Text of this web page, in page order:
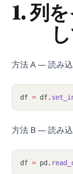
1. 列
方法 A — 読み
df = df.
方法 B — 読み
df = pd .